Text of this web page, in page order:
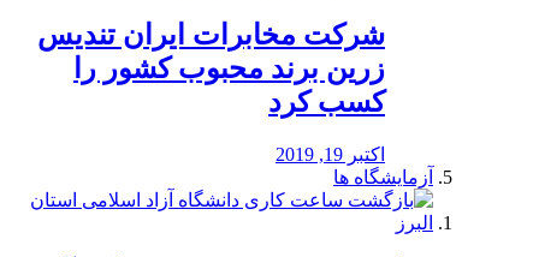
شرکت مخابرات ایران تندیس
زرین برند محبوب کشور را
کسب کرد
اکتبر 19, 2019
آزمایشگاه ها